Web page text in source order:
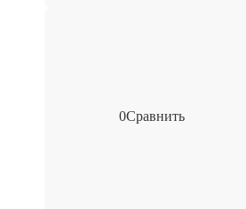
0Сравнить